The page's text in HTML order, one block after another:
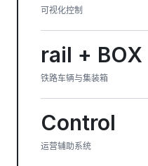
可视化控制
rail + BOX
铁路车辆与集装箱
Control
运营辅助系统